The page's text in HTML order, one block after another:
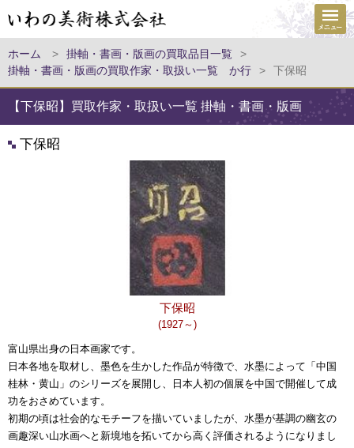
ホーム > 掛軸・書画・版画の買取品目一覧
>
掛軸・書画・版画の買取作家・取扱い一覧 か行
> 下保昭
【下保昭】買取作家・取扱い一覧 掛軸・書画・版画
下保昭
下保昭
(1927～)
富山県出身の日本画家です。
日本各地を取材し、墨色を生かした作品が特徴で、水墨によって「中国
桂林・黄山」のシリーズを展開し、日本人初の個展を中国で開催して成
功をおさめています。
初期の頃は社会的なモチーフを描いていましたが、水墨が基調の幽玄の
画趣深い山水画へと新境地を拓いてから高く評価されるようになりまし